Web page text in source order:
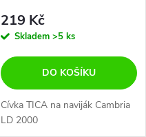
219 Kč
Skladem >5 ks
DO KOŠÍKU
Cívka TICA na naviják Cambria
LD 2000